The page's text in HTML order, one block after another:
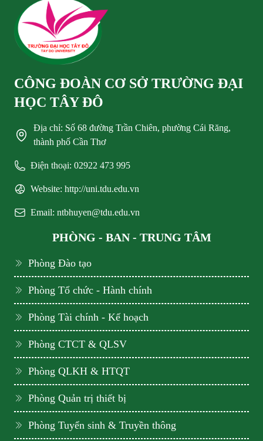
CÔNG ĐOÀN CƠ SỞ TRƯỜNG ĐẠI
HỌC TÂY ĐÔ
Địa chỉ: Số 68 đường Trần Chiên, phường Cái Răng,
thành phố Cần Thơ
Điện thoại: 02922 473 995
Website: http://uni.tdu.edu.vn
Email: ntbhuyen@tdu.edu.vn
PHÒNG - BAN - TRUNG TÂM
Phòng Đào tạo
Phòng Tổ chức - Hành chính
Phòng Tài chính - Kế hoạch
Phòng CTCT & QLSV
Phòng QLKH & HTQT
Phòng Quản trị thiết bị
Phòng Tuyển sinh & Truyền thông